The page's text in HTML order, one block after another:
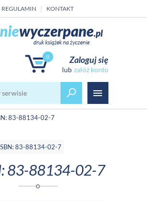
REGULAMIN KONTAKT
0 Zaloguj się
załóż konto
83-88134-02-7
83-88134-02-7
83-88134-02-7